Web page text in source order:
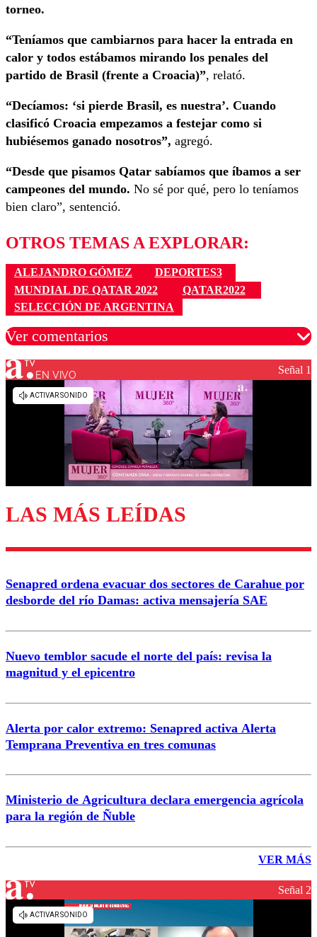
torneo.
“Teníamos que cambiarnos para hacer la entrada en
calor y todos estábamos mirando los penales del
partido de Brasil (frente a Croacia)”, relató.
“Decíamos: ‘si pierde Brasil, es nuestra’. Cuando
clasificó Croacia empezamos a festejar como si
hubiésemos ganado nosotros”, agregó.
“Desde que pisamos Qatar sabíamos que íbamos a ser
campeones del mundo. No sé por qué, pero lo teníamos
bien claro”, sentenció.
OTROS TEMAS A EXPLORAR:
ALEJANDRO GÓMEZ
DEPORTES3
MUNDIAL DE QATAR 2022
QATAR2022
SELECCIÓN DE ARGENTINA
Ver comentarios
Los comentarios son moderados para garantizar un
diálogo respetuoso.
Enviar comentario
EN VIVO Señal 1
LAS MÁS LEÍDAS
Senapred ordena evacuar dos sectores de Carahue por
desborde del río Damas: activa mensajería SAE
Nuevo temblor sacude el norte del país: revisa la
magnitud y el epicentro
Alerta por calor extremo: Senapred activa Alerta
Temprana Preventiva en tres comunas
Ministerio de Agricultura declara emergencia agrícola
para la región de Ñuble
VER MÁS
Señal 2